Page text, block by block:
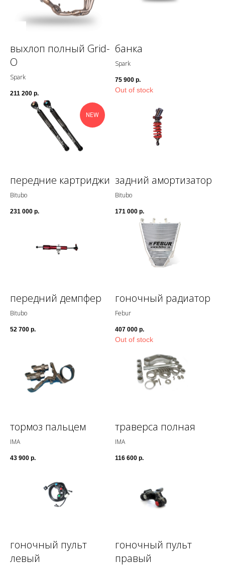
выхлоп полный Grid-
O
Spark
211 200 р.
банка
Spark
75 900 р.
Out of stock
NEW
передние картриджи
Bitubo
231 000 р.
задний амортизатор
Bitubo
171 000 р.
передний демпфер
Bitubo
52 700 р.
гоночный радиатор
Febur
407 000 р.
Out of stock
тормоз пальцем
IMA
43 900 р.
траверса полная
IMA
116 600 р.
гоночный пульт
левый
гоночный пульт
правый
7675550@gmail.com
Москва, ул. Подвойского 5/19